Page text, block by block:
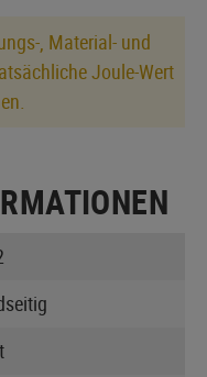
, Material- und
Joule-Wert